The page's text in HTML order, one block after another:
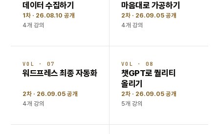
데이터 수집하기
1차 · 26.08.10 공개
4개 강의
마음대로 가공하기
2차 · 26.09.05 공개
4개 강의
VOL · 07
워드프레스 최종 자동화
2차 · 26.09.05 공개
4개 강의
VOL · 08
챗GPT로 퀄리티
올리기
2차 · 26.09.05 공개
5개 강의